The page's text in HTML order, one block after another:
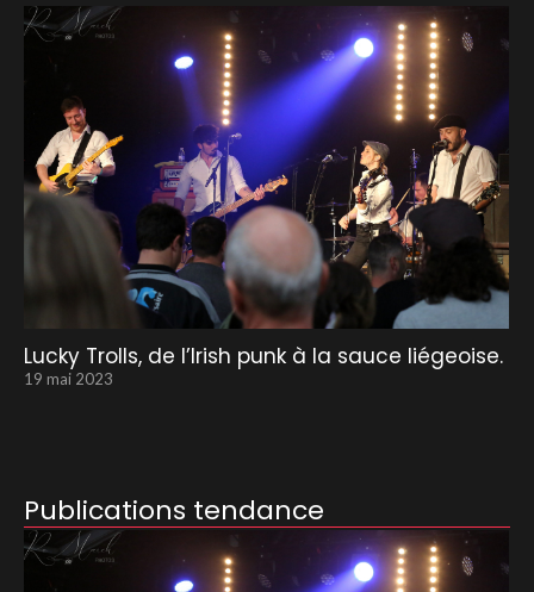
Lucky Trolls, de l’Irish punk à la sauce liégeoise.
19 mai 2023
Publications tendance